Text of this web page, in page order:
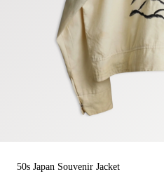
50s Japan Souvenir Jacket